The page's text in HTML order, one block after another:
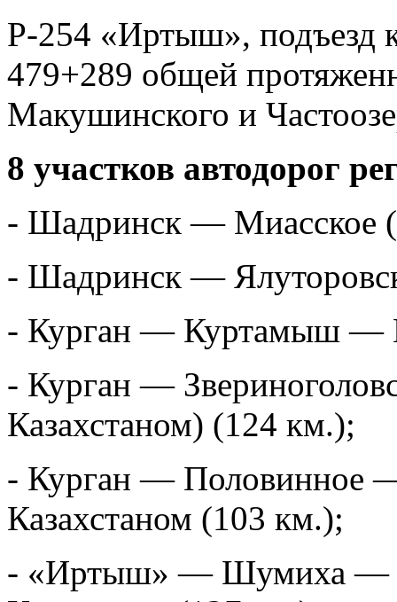
Р-254 «Иртыш»,
479+289 общей
Макушинского и
8 участков автодорог
- Шадринск — Миасское
- Шадринск —
- Курган — Куртамыш —
- Курган —
Казахстаном) (124 км.);
- Курган — Половинное
Казахстаном (103 км.);
- «Иртыш» — Шумиха —